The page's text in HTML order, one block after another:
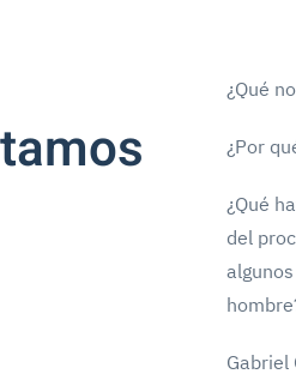
¿Qué
¿Por
¿Qué
del
Gabriel